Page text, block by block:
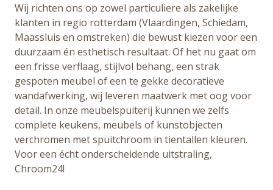
Wij richten ons op zowel particuliere als zakelijke
klanten in regio rotterdam (Vlaardingen, Schiedam,
Maassluis en omstreken) die bewust kiezen voor een
duurzaam én esthetisch resultaat. Of het nu gaat om
een frisse verflaag, stijlvol behang, een strak
gespoten meubel of een te gekke decoratieve
wandafwerking, wij leveren maatwerk met oog voor
detail. In onze meubelspuiterij kunnen we zelfs
complete keukens, meubels of kunstobjecten
verchromen met spuitchroom in tientallen kleuren.
Voor een écht onderscheidende uitstraling,
Chroom24!